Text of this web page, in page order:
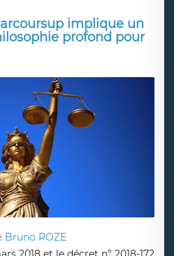
implique un
profond pour
Bruno ROZE